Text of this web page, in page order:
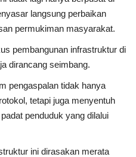
langsung perbaikan
permukiman masyarakat.
pembangunan infrastruktur di
dirancang seimbang.
pengaspalan tidak hanya
tetapi juga menyentuh
penduduk yang dilalui
ini dirasakan merata